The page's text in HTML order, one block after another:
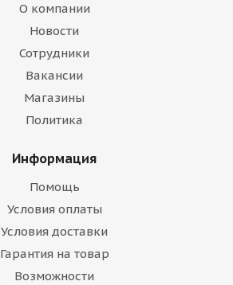
О компании
Новости
Сотрудники
Вакансии
Магазины
Политика
Информация
Помощь
Условия оплаты
Условия доставки
Гарантия на товар
Возможности